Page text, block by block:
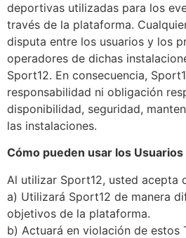
deportivas utilizadas para los
través de la plataforma.
disputa entre los usuarios y los
operadores de dichas
Sport12. En consecuencia,
responsabilidad ni obligación
disponibilidad, seguridad,
las instalaciones.
Cómo pueden usar los
Al utilizar Sport12, usted acepta
a) Utilizará Sport12 de manera
objetivos de la plataforma.
b) Actuará en violación de estos